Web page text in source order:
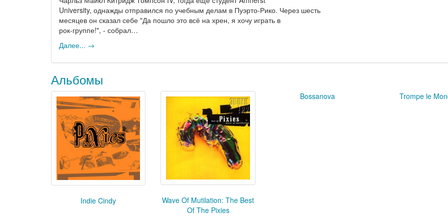
University, однажды отправился по учебным делам в Пуэрто-Рико. Через шесть
месяцев он сказал себе "Да пошло это всё на хрен, я хочу играть в
рок-группе!", - собрал…
Далее... →
Альбомы
Indie Cindy
Wave Of Mutilation: The Best
Of The Pixies
Bossanova Trompe le